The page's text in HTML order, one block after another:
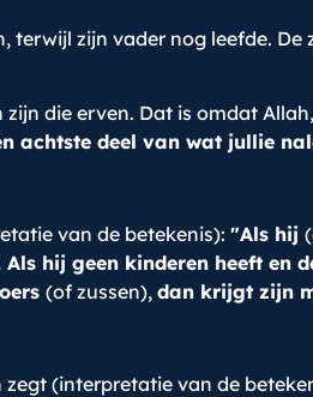
zijn vader nog leefde.
die erven. Dat is omdat
achtste deel van wat jullie
van de betekenis): "Als hij
hij geen kinderen heeft en
(of zussen), dan krijgt zijn
(interpretatie van de